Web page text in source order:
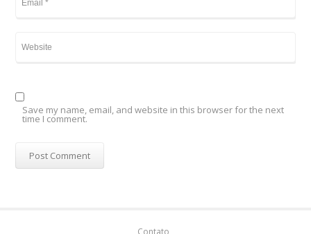
Save my name, email, and website in this browser for the next
time I comment.